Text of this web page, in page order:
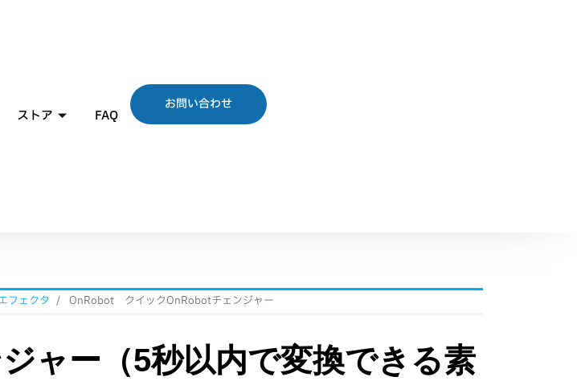
ストア FAQ
お問い合わせ
フェクタ OnRobot クイックOnRobotチェンジャー
ャー（5秒以内で変換できる素